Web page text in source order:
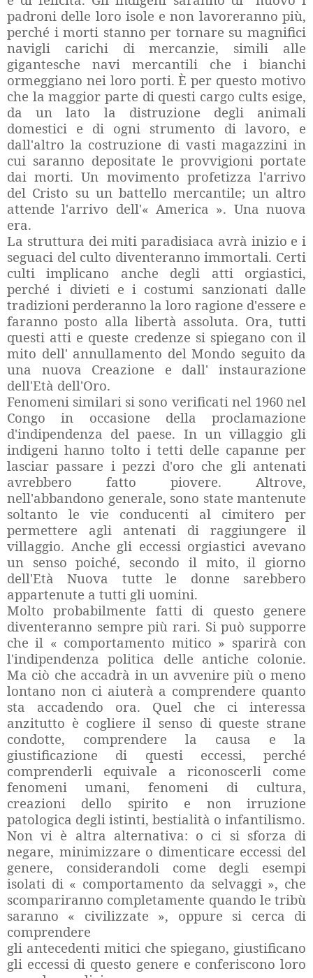
padroni delle loro isole e non lavoreranno più,
perché i morti stanno per tornare su magnifici
navigli carichi di mercanzie, simili alle
gigantesche navi mercantili che i bianchi
ormeggiano nei loro porti. È per questo motivo
che la maggior parte di questi cargo cults esige,
da un lato la distruzione degli animali
domestici e di ogni strumento di lavoro, e
dall'altro la costruzione di vasti magazzini in
cui saranno depositate le provvigioni portate
dai morti. Un movimento profetizza l'arrivo
del Cristo su un battello mercantile; un altro
attende l'arrivo dell'« America ». Una nuova
era.
La struttura dei miti paradisiaca avrà inizio e i
seguaci del culto diventeranno immortali. Certi
culti implicano anche degli atti orgiastici,
perché i divieti e i costumi sanzionati dalle
tradizioni perderanno la loro ragione d'essere e
faranno posto alla libertà assoluta. Ora, tutti
questi atti e queste credenze si spiegano con il
mito dell' annullamento del Mondo seguito da
una nuova Creazione e dall' instaurazione
dell'Età dell'Oro.
Fenomeni similari si sono verificati nel 1960 nel
Congo in occasione della proclamazione
d'indipendenza del paese. In un villaggio gli
indigeni hanno tolto i tetti delle capanne per
lasciar passare i pezzi d'oro che gli antenati
avrebbero fatto piovere. Altrove,
nell'abbandono generale, sono state mantenute
soltanto le vie conducenti al cimitero per
permettere agli antenati di raggiungere il
villaggio. Anche gli eccessi orgiastici avevano
un senso poiché, secondo il mito, il giorno
dell'Età Nuova tutte le donne sarebbero
appartenute a tutti gli uomini.
Molto probabilmente fatti di questo genere
diventeranno sempre più rari. Si può supporre
che il « comportamento mitico » sparirà con
l'indipendenza politica delle antiche colonie.
Ma ciò che accadrà in un avvenire più o meno
lontano non ci aiuterà a comprendere quanto
sta accadendo ora. Quel che ci interessa
anzitutto è cogliere il senso di queste strane
condotte, comprendere la causa e la
giustificazione di questi eccessi, perché
comprenderli equivale a riconoscerli come
fenomeni umani, fenomeni di cultura,
creazioni dello spirito e non irruzione
patologica degli istinti, bestialità o infantilismo.
Non vi è altra alternativa: o ci si sforza di
negare, minimizzare o dimenticare eccessi del
genere, considerandoli come degli esempi
isolati di « comportamento da selvaggi », che
scompariranno completamente quando le tribù
saranno « civilizzate », oppure si cerca di
comprendere
gli antecedenti mitici che spiegano, giustificano
gli eccessi di questo genere e conferiscono loro